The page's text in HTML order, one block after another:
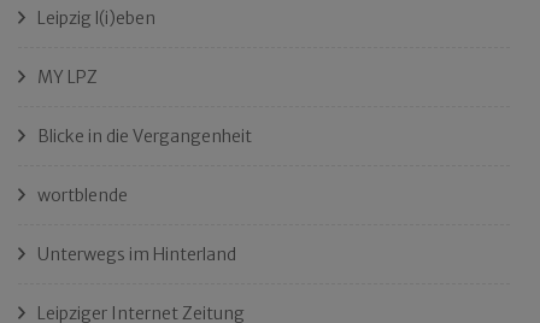
Leipzig l(i)eben
MY LPZ
Blicke in die Vergangenheit
wortblende
Unterwegs im Hinterland
Leipziger Internet Zeitung